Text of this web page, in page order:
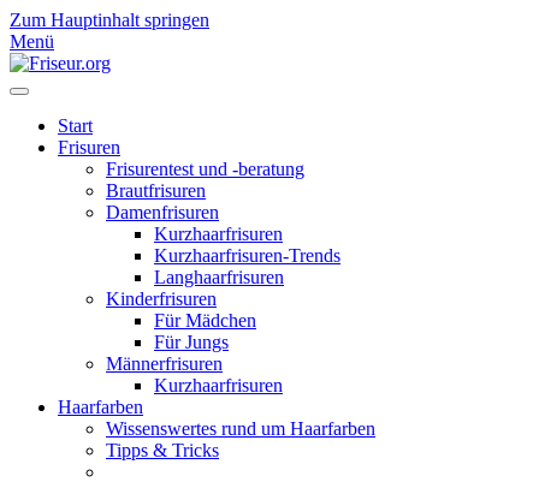
Zum Hauptinhalt springen
Menü
Start
Frisuren
Frisurentest und -beratung
Brautfrisuren
Damenfrisuren
Kurzhaarfrisuren
Kurzhaarfrisuren-Trends
Langhaarfrisuren
Kinderfrisuren
Für Mädchen
Für Jungs
Männerfrisuren
Kurzhaarfrisuren
Haarfarben
Wissenswertes rund um Haarfarben
Tipps & Tricks